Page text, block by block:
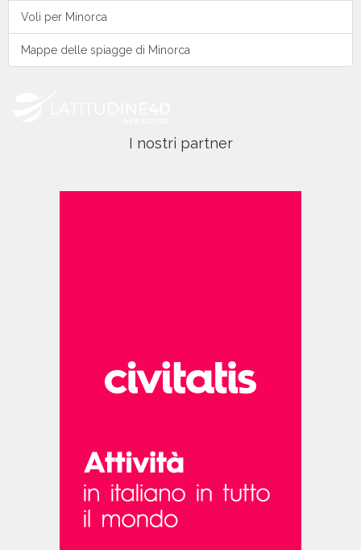
Voli per Minorca
Mappe delle spiagge di Minorca
I nostri partner